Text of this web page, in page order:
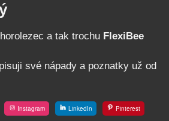
a tak trochu FlexiBee
své nápady a poznatky už od
Instagram LinkedIn Pinterest